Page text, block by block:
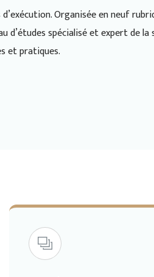
Organisée en neuf
d’études spécialisé et expert de
et pratiques.